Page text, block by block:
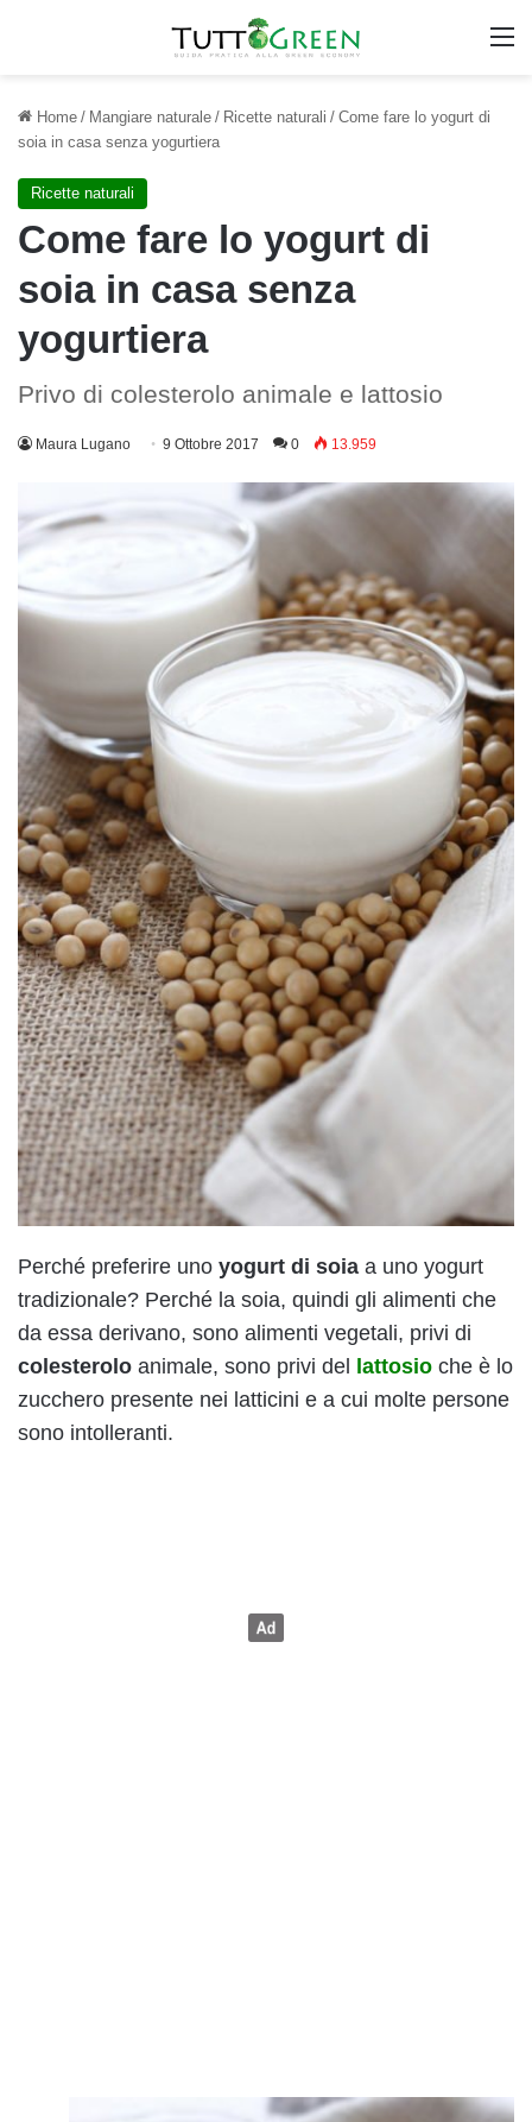
Home / Mangiare naturale / Ricette naturali / Come fare lo yogurt di
soia in casa senza yogurtiera
Ricette naturali
Come fare lo yogurt di
soia in casa senza
yogurtiera
Privo di colesterolo animale e lattosio
Maura Lugano 9 Ottobre 2017 0 13.959
Perché preferire uno yogurt di soia a uno yogurt
tradizionale? Perché la soia, quindi gli alimenti che
da essa derivano, sono alimenti vegetali, privi di
colesterolo animale, sono privi del lattosio che è lo
zucchero presente nei latticini e a cui molte persone
sono intolleranti.